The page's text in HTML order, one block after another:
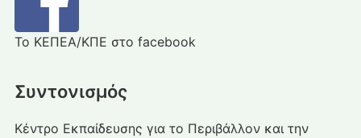
Το ΚΕΠΕΑ/ΚΠΕ στο facebook
Συντονισμός
Κέντρο Εκπαίδευσης για το Περιβάλλον και την